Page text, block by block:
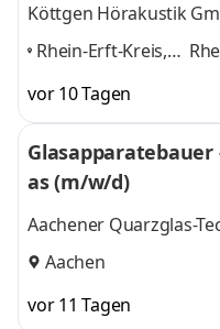
Köttgen Hörakustik
Rhein-Erft-Kreis,
Bergisch
Gladbach, Köln,
vor 10 Tagen
as (m/w/d)
Aachener Quarzglas-
GmbH & Co. KG
Aachen
vor 11 Tagen